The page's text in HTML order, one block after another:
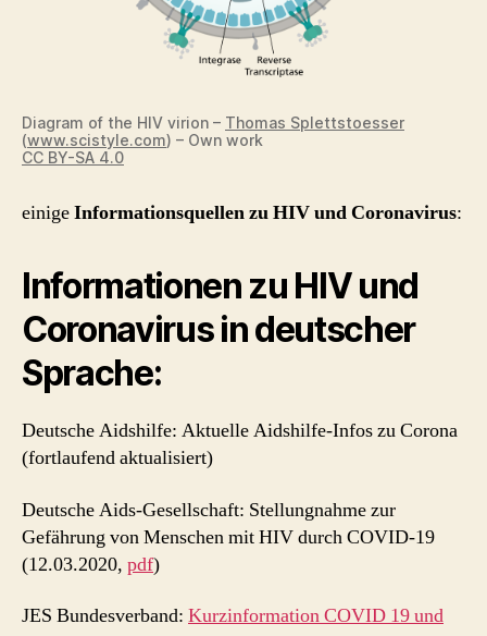
Diagram of the HIV virion – Thomas Splettstoesser
(www.scistyle.com) – Own work
CC BY-SA 4.0
einigeInformationsquellen zu HIV und Coronavirus:
Informationen zu HIV und
Coronavirus in deutscher
Sprache:
Deutsche Aidshilfe: Aktuelle Aidshilfe-Infos zu Corona
(fortlaufend aktualisiert)
Deutsche Aids-Gesellschaft: Stellungnahme zur
Gefährung von Menschen mit HIV durch COVID-19
(12.03.2020, pdf)
JES Bundesverband: Kurzinformation COVID 19 und